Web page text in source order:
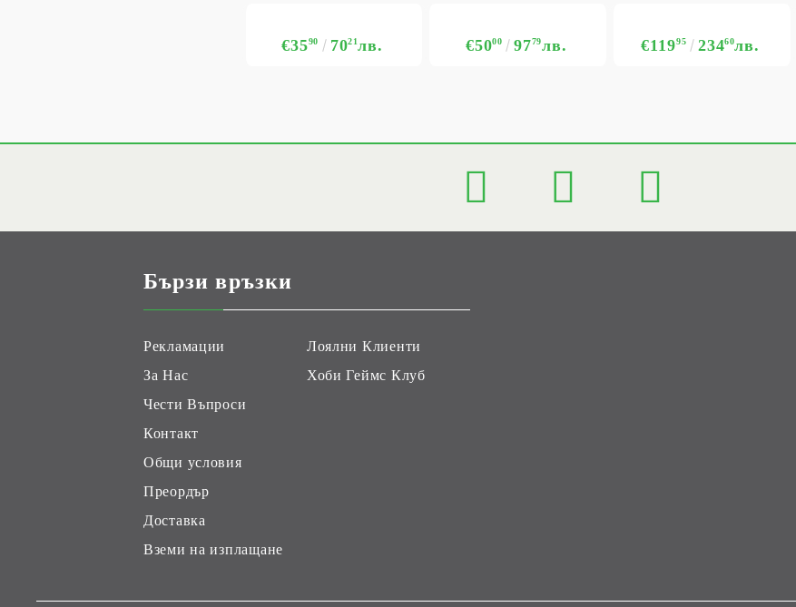
€3590 7021лв. €5000 9779лв. €11995 23460лв.
Бързи връзки
Рекламации
За Нас
Чести Въпроси
Контакт
Общи условия
Преордър
Доставка
Вземи на изплащане
Лоялни Клиенти
Хоби Геймс Клуб